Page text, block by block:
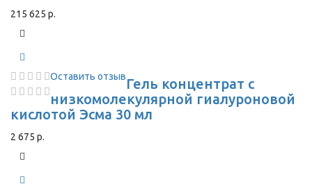
215 625 р.
Оставить отзывГель концентрат с
низкомолекулярной гиалуроновой
кислотой Эсма 30 мл
2 675 р.